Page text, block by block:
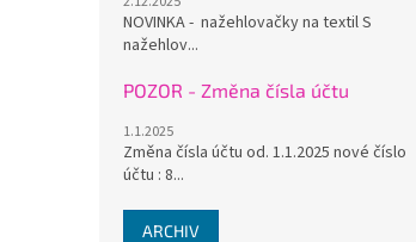
NOVINKA - nažehlovačky na textil S
nažehlov...
POZOR - Změna čísla účtu
1.1.2025
Změna čísla účtu od. 1.1.2025 nové číslo
účtu : 8...
ARCHIV